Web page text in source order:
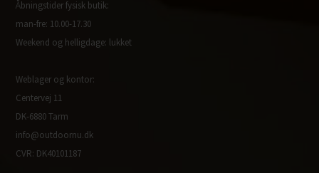
Åbningstider fysisk butik:
man-fre: 10.00-17.30
Weekend og helligdage: lukket
Weblager og kontor:
Centervej 11
DK-6880 Tarm
info@outdoornu.dk
CVR: DK40101187